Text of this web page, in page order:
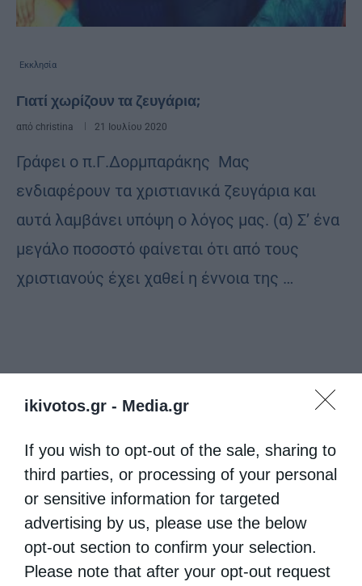
ikivotos.gr - Media.gr
If you wish to opt-out of the sale, sharing to
third parties, or processing of your personal
or sensitive information for targeted
advertising by us, please use the below
opt-out section to confirm your selection.
Please note that after your opt-out request
Εκκλησία
Γιατί χωρίζουν τα ζευγάρια;
από christina 21 Ιουλίου 2020
Γράφει ο π.Γ.Δορμπαράκης Μας
ενδιαφέρουν τα χριστιανικά ζευγάρια και
αυτά λαμβάνει υπόψη ο λόγος μας. (α) Σ’ ένα
μεγάλο ποσοστό φαίνεται ότι από τους
χριστιανούς έχει χαθεί η έννοια της …